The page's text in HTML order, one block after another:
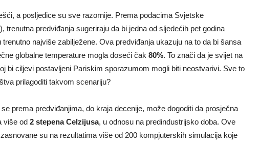
a posljedice su sve razornije. Prema podacima Svjetske
trenutna predviđanja sugeriraju da bi jedna od sljedećih pet godina
najviše zabilježene. Ova predviđanja ukazuju na to da bi šansa
globalne temperature mogla doseći čak 80%. To znači da je svijet na
bi ciljevi postavljeni Pariskim sporazumom mogli biti neostvarivi. Sve to
prilagoditi takvom scenariju?
prema predviđanjima, do kraja decenije, može dogoditi da prosječna
više od 2 stepena Celzijusa, u odnosu na predindustrijsko doba. Ove
su na rezultatima više od 200 kompjuterskih simulacija koje